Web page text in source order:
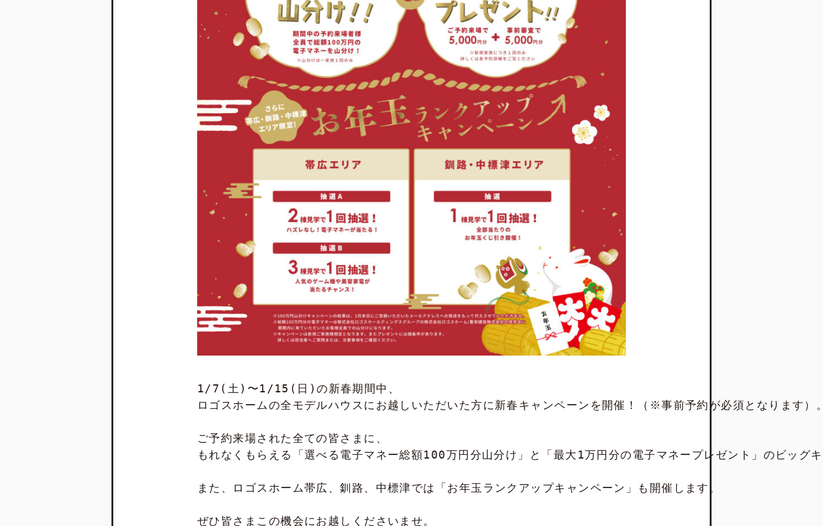
1/7(土)〜1/15(日)の新春期間中、
ロゴスホームの全モデルハウスにお越しいただいた方に新春キャンペーンを開催！（※事前予約が必須となります）
ご予約来場された全ての皆さまに、
もれなくもらえる「選べる電子マネー総額100万円分山分け」と「最大1万円分の電子マネープレゼント」のビッグ
また、ロゴスホーム帯広、釧路、中標津では「お年玉ランクアップキャンペーン」も開催します。
ぜひ皆さまこの機会にお越しくださいませ。